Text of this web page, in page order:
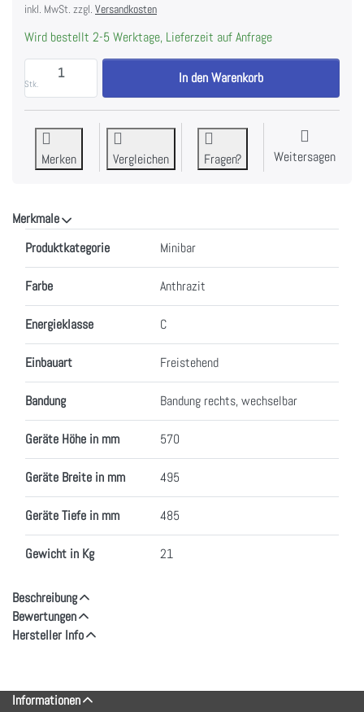
inkl. MwSt. zzgl. Versandkosten
Wird bestellt 2-5 Werktage, Lieferzeit auf Anfrage
Stk.
INDEL B K 60 ECOSMART Minibar anthrazit
In den Warenkorb
Merken Vergleichen Fragen? Weitersagen
Merkmale
Produktkategorie Minibar
Farbe Anthrazit
Energieklasse C
Einbauart Freistehend
Bandung Bandung rechts, wechselbar
Geräte Höhe in mm 570
Geräte Breite in mm 495
Geräte Tiefe in mm 485
Gewicht in Kg 21
Beschreibung
Bewertungen
Hersteller Info
Informationen